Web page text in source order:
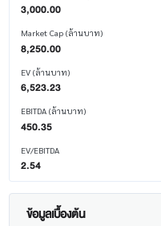
3,000.00
Market Cap (ล้านบาท)
8,250.00
EV (ล้านบาท)
6,523.23
EBITDA (ล้านบาท)
450.35
EV/EBITDA
2.54
ข้อมูลเบื้องต้น